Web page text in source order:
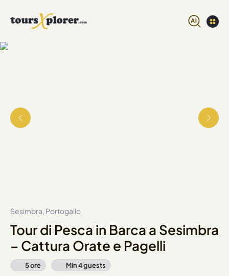
Sesimbra, Portogallo
Tour di Pesca in Barca a Sesimbra
– Cattura Orate e Pagelli
5 ore Min4guests